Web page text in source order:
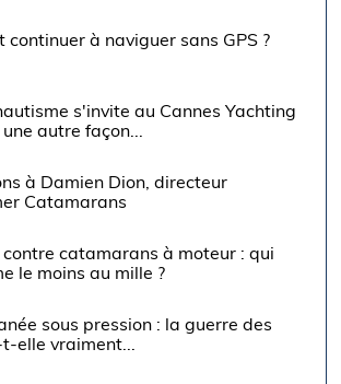
continuer à naviguer sans GPS ?
s'invite au Cannes Yachting
autre façon...
à Damien Dion, directeur
Catamarans
catamarans à moteur : qui
le moins au mille ?
sous pression : la guerre des
elle vraiment...